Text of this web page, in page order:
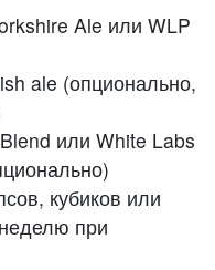
Ale или WLP
ale (опционально,
Blend или White Labs
кубиков или
при